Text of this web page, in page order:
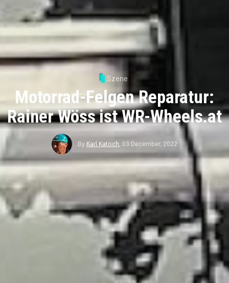
Szene
Motorrad-Felgen Reparatur:
Rainer Wöss ist WR-Wheels.at
By Karl Katoch 03 December, 2022